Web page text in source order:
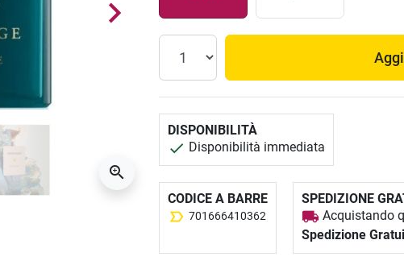
DISPONIBILITÀ
Disponibilità immediata
CODICE A BARRE
701666410362
SPEDIZIONE
Acquistando
Spedizione